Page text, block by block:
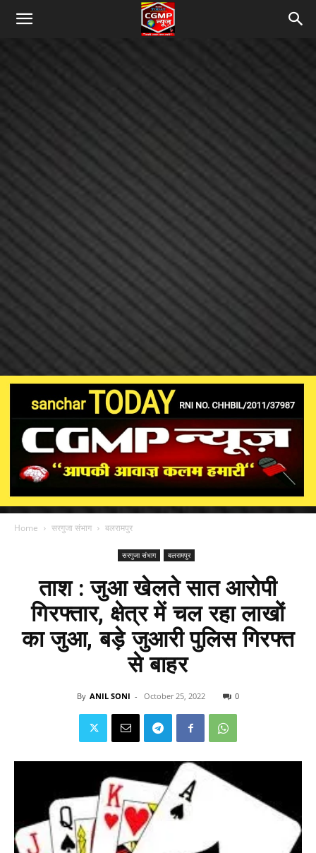
Home सरगुजा संभाग बलरामपुर
सरगुजा संभाग बलरामपुर
ताश : जुआ खेलते सात आरोपी
गिरफ्तार, क्षेत्र में चल रहा लाखों
का जुआ, बड़े जुआरी पुलिस गिरफ्त
से बाहर
By ANIL SONI - October 25, 2022 0